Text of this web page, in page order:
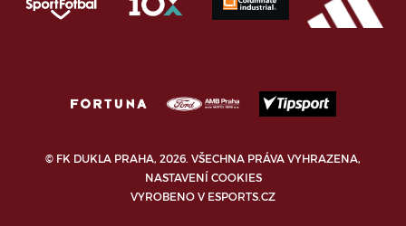
© FK DUKLA PRAHA, 2026. VŠECHNA PRÁVA VYHRAZENA,
NASTAVENÍ COOKIES
VYROBENO V ESPORTS.CZ